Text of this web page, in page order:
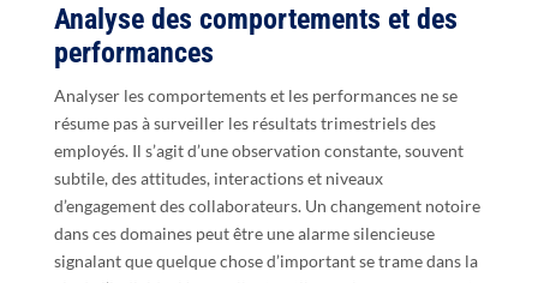
Analyse des comportements et des
performances
Analyser les comportements et les performances ne se
résume pas à surveiller les résultats trimestriels des
employés. Il s’agit d’une observation constante, souvent
subtile, des attitudes, interactions et niveaux
d’engagement des collaborateurs. Un changement notoire
dans ces domaines peut être une alarme silencieuse
signalant que quelque chose d’important se trame dans la